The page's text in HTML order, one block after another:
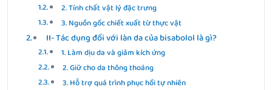
2. Tính chất vật lý đặc trưng
3. Nguồn gốc chiết xuất từ thực vật
II- Tác dụng đối với làn da của bisabolol là gì?
1. Làm dịu da và giảm kích ứng
2. Giữ cho da thông thoáng
3. Hỗ trợ quá trình phục hồi tự nhiên